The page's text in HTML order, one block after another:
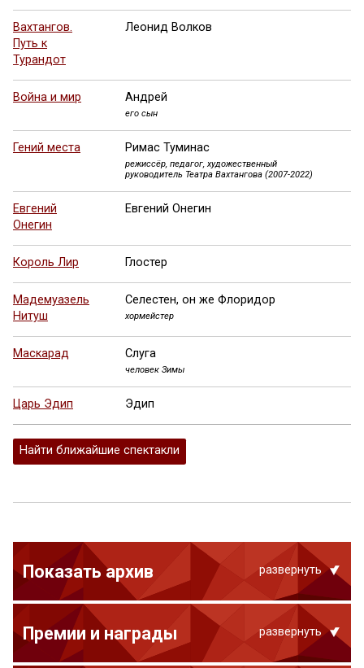
Вахтангов.
Путь к
Турандот
Леонид Волков
Война и мир Андрей
его сын
Гений места Римас Туминас
режиссёр, педагог, художественный
руководитель Театра Вахтангова (2007-2022)
Евгений
Онегин
Евгений Онегин
Король Лир Глостер
Мадемуазель
Нитуш
Селестен, он же Флоридор
хормейстер
Маскарад Слуга
человек Зимы
Царь Эдип Эдип
Найти ближайшие спектакли
Показать архив развернуть
Премии и награды развернуть